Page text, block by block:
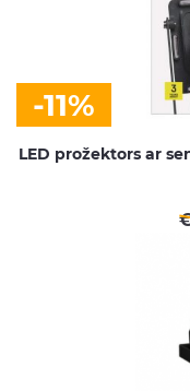
-11%
LED prožektors ar